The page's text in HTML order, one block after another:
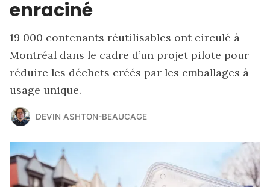
enraciné
19 000 contenants réutilisables ont circulé à
Montréal dans le cadre d’un projet pilote pour
réduire les déchets créés par les emballages à
usage unique.
DEVIN ASHTON-BEAUCAGE